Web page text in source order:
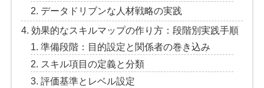
データドリブンな人材戦略の実践
効果的なスキルマップの作り方：段階別実践手順
準備段階：目的設定と関係者の巻き込み
スキル項目の定義と分類
評価基準とレベル設定